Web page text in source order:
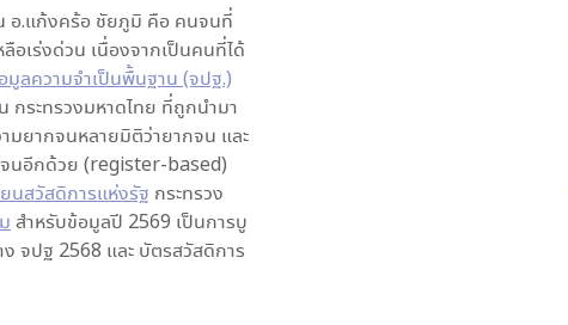
อ.แก้งคร้อ ชัยภูมิ คือ คนจนที่
อเร่งด่วน เนื่องจากเป็นคนที่ได้
มูลความจำเป็นพื้นฐาน (จปฐ.)
ระทรวงมหาดไทย ที่ถูกนำมา
มยากจนหลายมิติว่ายากจน และ
จนอีกด้วย (register-based)
นสวัสดิการแห่งรัฐ กระทรวง
สำหรับข้อมูลปี 2569 เป็นการบู
จปฐ 2568 และ บัตรสวัสดิการ